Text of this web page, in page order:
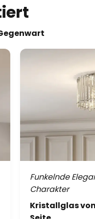
Funkelnde
Charakter
Kristallglas